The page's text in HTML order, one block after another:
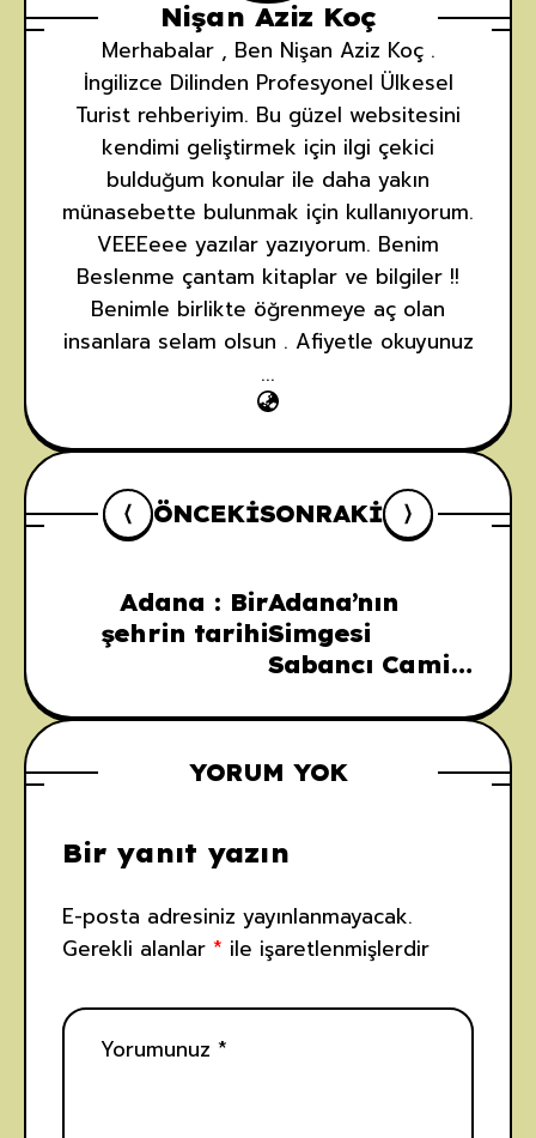
Nişan Aziz Koç
Merhabalar , Ben Nişan Aziz Koç .
İngilizce Dilinden Profesyonel Ülkesel
Turist rehberiyim. Bu güzel websitesini
kendimi geliştirmek için ilgi çekici
bulduğum konular ile daha yakın
münasebette bulunmak için kullanıyorum.
VEEEeee yazılar yazıyorum. Benim
Beslenme çantam kitaplar ve bilgiler !!
Benimle birlikte öğrenmeye aç olan
insanlara selam olsun . Afiyetle okuyunuz
...
ÖNCEKISONRAKI
Adana : Bir
şehrin tarihi
Adana’nın
Simgesi
Sabancı Camii:
Tarihi ve
Anlamı
YORUM YOK
Bir yanıt yazın
E-posta adresiniz yayınlanmayacak.
Gerekli alanlar * ile işaretlenmişlerdir